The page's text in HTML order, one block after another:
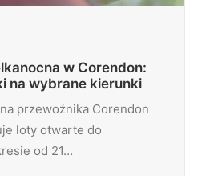
w Corendon:
na wybrane kierunki
przewoźnika Corendon
loty otwarte do
od 21…